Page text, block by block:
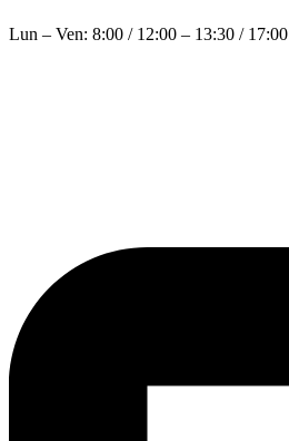
Lun – Ven: 8:00 / 12:00 – 13:30 / 17:00